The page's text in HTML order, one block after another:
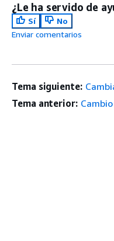
¿Le ha servido de
Sí
No
Enviar comentarios
Tema siguiente:
Tema anterior: